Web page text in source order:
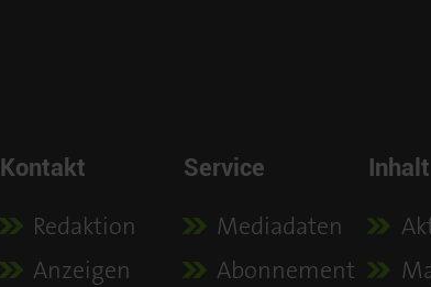
Kontakt
Redaktion
Anzeigen
Service
Mediadaten
Abonnement
Inhalt